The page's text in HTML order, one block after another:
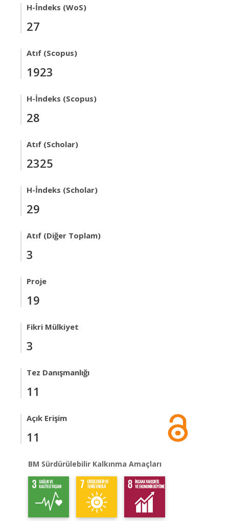
H-İndeks (WoS)
27
Atıf (Scopus)
1923
H-İndeks (Scopus)
28
Atıf (Scholar)
2325
H-İndeks (Scholar)
29
Atıf (Diğer Toplam)
3
Proje
19
Fikri Mülkiyet
3
Tez Danışmanlığı
11
Açık Erişim
11
BM Sürdürülebilir Kalkınma Amaçları